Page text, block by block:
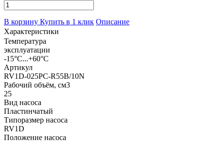
В корзину Купить в 1 клик Описание
Характеристики
Температура
эксплуатации
-15°С...+60°С
Артикул
RV1D-025PC-R55B/10N
Рабочий объём, см3
25
Вид насоса
Пластинчатый
Типоразмер насоса
RV1D
Положение насоса